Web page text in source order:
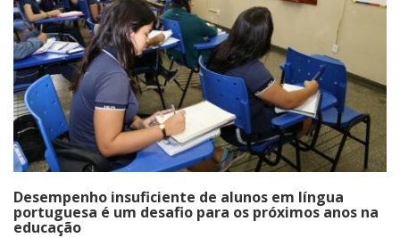
Desempenho insuficiente de alunos em língua
portuguesa é um desafio para os próximos anos na
educação